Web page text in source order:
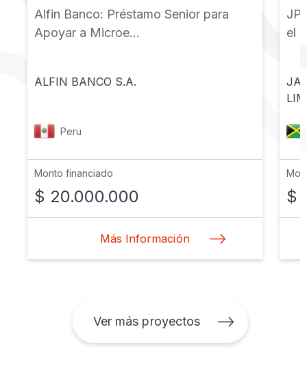
Alfin Banco: Préstamo Senior para
Apoyar a Microe...
ALFIN BANCO S.A.
Peru
Monto financiado
$ 20.000.000
Más Información
el
$
Ver más proyectos